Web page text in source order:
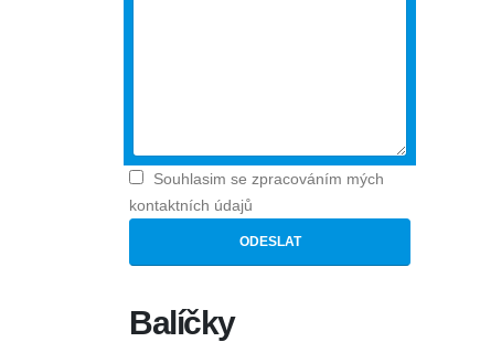
Souhlasim se zpracováním mých
kontaktních údajů
Balíčky